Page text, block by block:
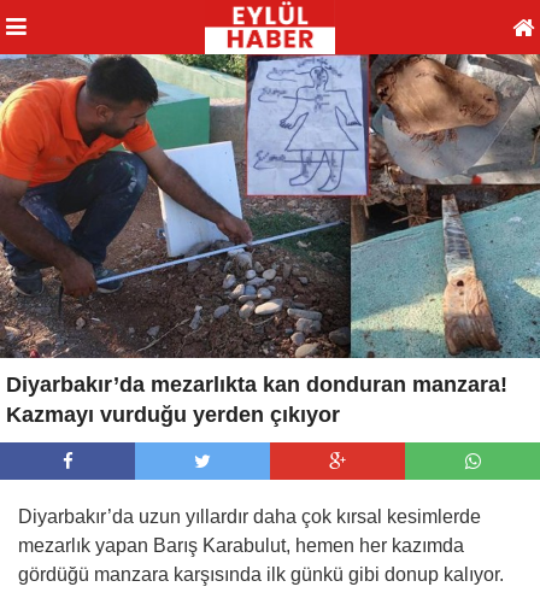
Diyarbakır’da mezarlıkta kan donduran manzara!
Kazmayı vurduğu yerden çıkıyor
Diyarbakır’da uzun yıllardır daha çok kırsal kesimlerde
mezarlık yapan Barış Karabulut, hemen her kazımda
gördüğü manzara karşısında ilk günkü gibi donup kalıyor.